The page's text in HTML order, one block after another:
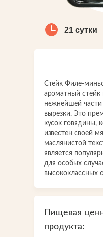
21 сутки
Стейк Филе-
ароматный стейк
нежнейшей части
вырезки. Это
кусок говядины,
известен своей
маслянистой
является
для особых
высококлассных
Пищевая
продукта: